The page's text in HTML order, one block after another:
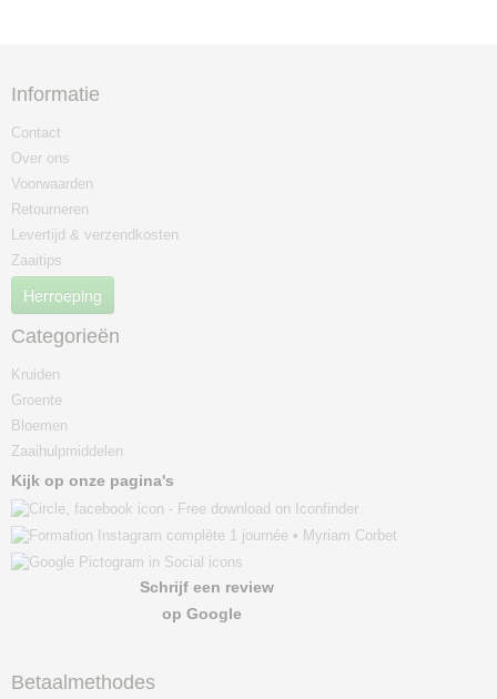
Informatie
Contact
Over ons
Voorwaarden
Retourneren
Levertijd & verzendkosten
Zaaitips
Herroeping
Categorieën
Kruiden
Groente
Bloemen
Zaaihulpmiddelen
Kijk op onze pagina's
Schrijf een review
op Google
Betaalmethodes